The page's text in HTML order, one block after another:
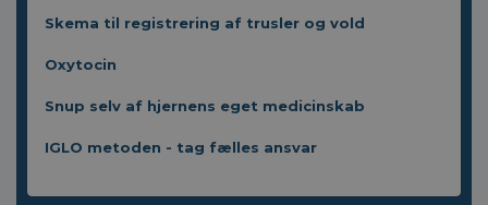
Skema til registrering af trusler og vold
Oxytocin
Snup selv af hjernens eget medicinskab
IGLO metoden - tag fælles ansvar